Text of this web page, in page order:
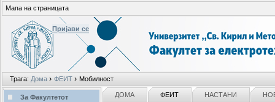
Лични
алати
Пријави се
Трага: Дома › ФЕИТ › Мобилност
Мапа на страницата
делови
ДОМА ФЕИТ НАСТАНИ
NAVIGATION
За Факултетот